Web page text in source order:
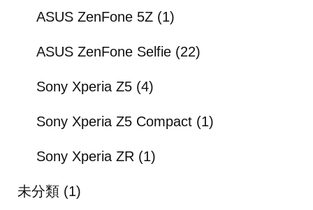
ASUS ZenFone 5Z (1)
ASUS ZenFone Selfie (22)
Sony Xperia Z5 (4)
Sony Xperia Z5 Compact (1)
Sony Xperia ZR (1)
未分類 (1)